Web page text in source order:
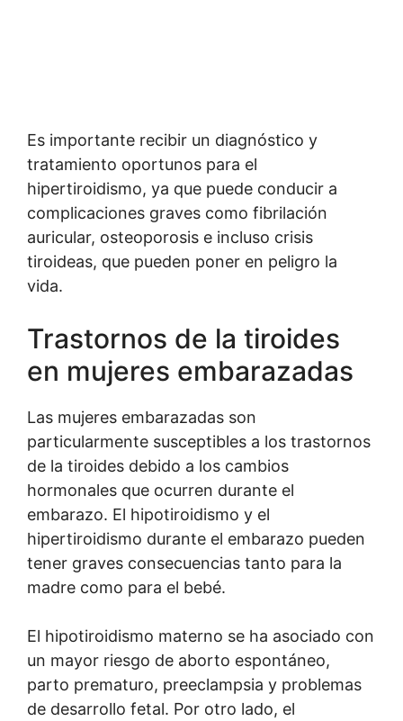
Es importante recibir un diagnóstico y
tratamiento oportunos para el
hipertiroidismo, ya que puede conducir a
complicaciones graves como fibrilación
auricular, osteoporosis e incluso crisis
tiroideas, que pueden poner en peligro la
vida.
Trastornos de la tiroides
en mujeres embarazadas
Las mujeres embarazadas son
particularmente susceptibles a los trastornos
de la tiroides debido a los cambios
hormonales que ocurren durante el
embarazo. El hipotiroidismo y el
hipertiroidismo durante el embarazo pueden
tener graves consecuencias tanto para la
madre como para el bebé.
El hipotiroidismo materno se ha asociado con
un mayor riesgo de aborto espontáneo,
parto prematuro, preeclampsia y problemas
de desarrollo fetal. Por otro lado, el